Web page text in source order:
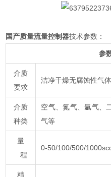
国产质量流量控制器技术参数：
参
介质
要求
洁净干燥无腐蚀性气体
介质
种类
空气、氮气、氩气、
气等
量
程
0-50/100/500/
精